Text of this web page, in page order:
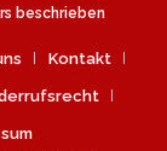
beschrieben
Kontakt